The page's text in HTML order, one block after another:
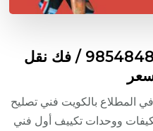
شركة تكييف المطلاع / 98548488 / فك نقل
بالكويت فني تصليح
ووحدات تكييف أول فني